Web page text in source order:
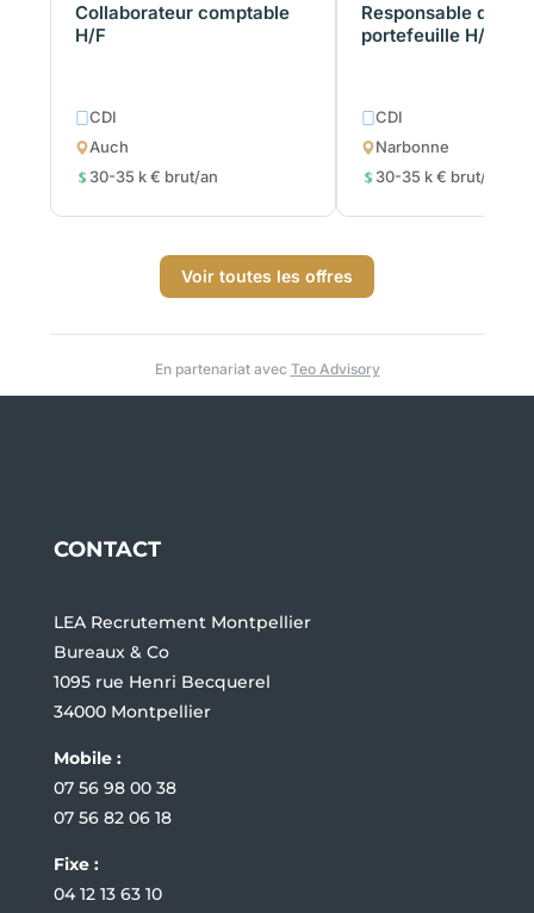
Collaborateur comptable
H/F
CDI
Auch
30-35 k € brut/an
Responsable de
portefeuille H/F
CDI
Narbonne
30-35 k € brut/an
Voir toutes les offres
En partenariat avec Teo Advisory
CONTACT
LEA Recrutement Montpellier
Bureaux & Co
1095 rue Henri Becquerel
34000 Montpellier
Mobile :
07 56 98 00 38
07 56 82 06 18
Fixe :
04 12 13 63 10